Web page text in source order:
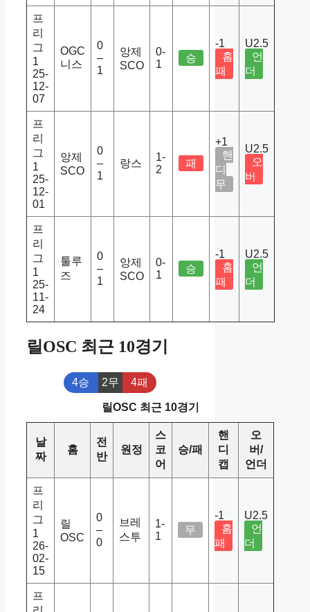
프
리
그
1
25-
12-
07
OGC
니스
0
–
1
앙제
SCO
0-
1
승
-1
홈
패
U2.5
언
더
프
리
그
1
25-
12-
01
앙제
SCO
0
–
1
랑스
1-
2
패
+1
핸
디
무
U2.5
오
버
프
리
그
1
25-
11-
24
툴루
즈
0
–
1
앙제
SCO
0-
1
승
-1
홈
패
U2.5
언
더
릴OSC 최근 10경기
4승 2무 4패
릴OSC 최근 10경기
날
짜
홈
전
반
원정
스
코
어
승/패
핸
디
캡
오
버/
언더
프
리
그
1
26-
02-
15
릴
OSC
0
–
0
브레
스투
1-
1
무
-1
홈
패
U2.5
언
더
프